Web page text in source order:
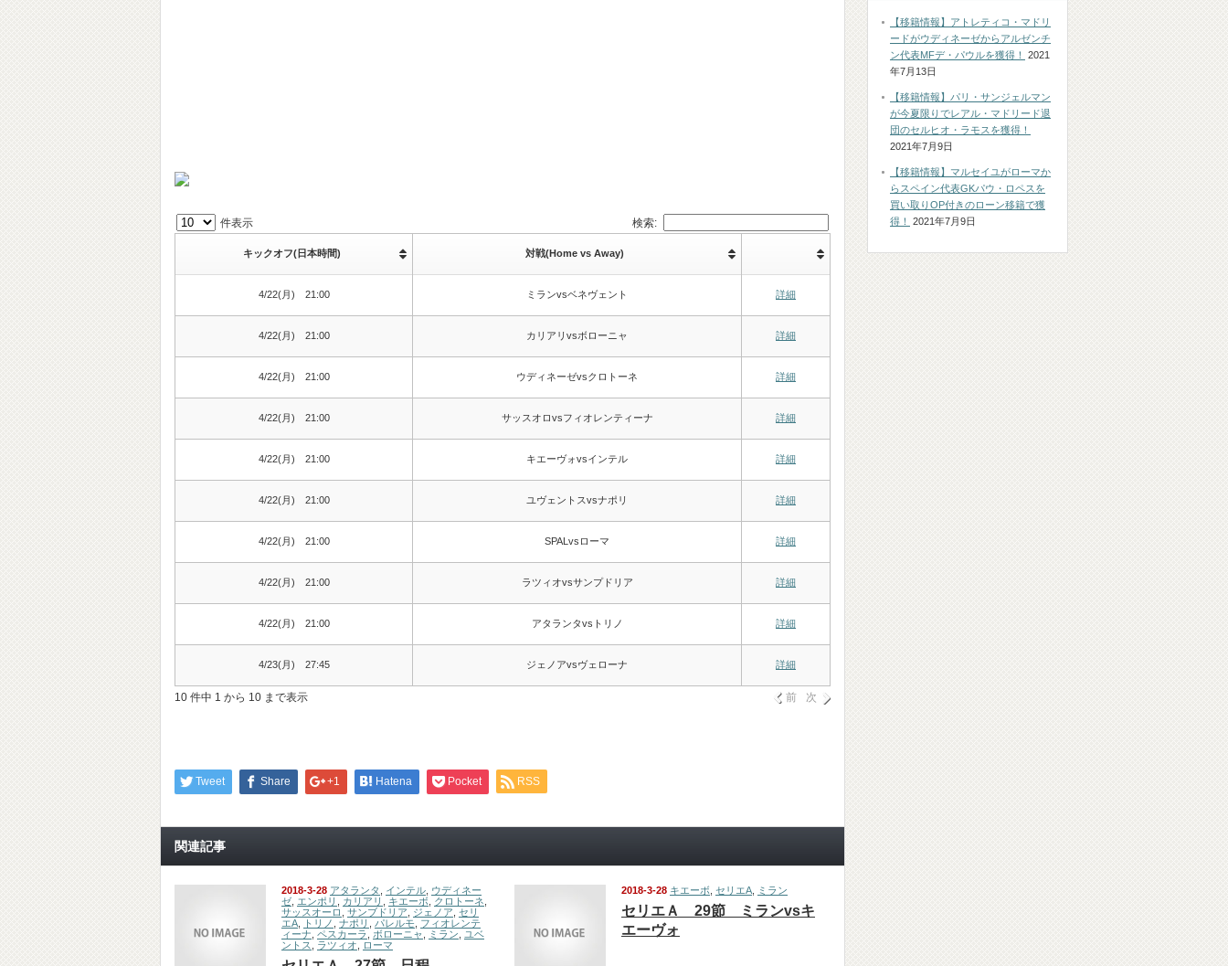
件表示 検索:
キックオフ(日本時間) 対戦(Home vs Away)
4/22(月) 21:00 ミランvsベネヴェント 詳細
4/22(月) 21:00 カリアリvsボローニャ 詳細
4/22(月) 21:00 ウディネーゼvsクロトーネ 詳細
4/22(月) 21:00 サッスオロvsフィオレンティーナ 詳細
4/22(月) 21:00 キエーヴォvsインテル 詳細
4/22(月) 21:00 ユヴェントスvsナポリ 詳細
4/22(月) 21:00 SPALvsローマ 詳細
4/22(月) 21:00 ラツィオvsサンプドリア 詳細
4/22(月) 21:00 アタランタvsトリノ 詳細
4/23(月) 27:45 ジェノアvsヴェローナ 詳細
10 件中 1 から 10 まで表示 前 次
Tweet Share +1 Hatena Pocket RSS
関連記事
2018-3-28 アタランタ インテル ウディネー
ゼ エンポリ カリアリ キエーボ クロトーネ
サッスオーロ
サンブドリア ジェノア セリ
エA
トリノ ナポリ パレルモ
フィオレンテ
ィーナ ペスカーラ ボローニャ ミラン
ユベ
ントス
ラツィオ ローマ
2018-3-28 キエーボ セリエA ミラン
セリエＡ 29節 ミランvsキ
エーヴォ
【移籍情報】アトレティコ・マドリ
ードがウディネーゼからアルゼンチ
ン代表MFデ・パウルを獲得！
2021
年7月13日
【移籍情報】パリ・サンジェルマン
が今夏限りでレアル・マドリード退
団のセルヒオ・ラモスを獲得！
2021年7月9日
【移籍情報】マルセイユがローマか
らスペイン代表GKパウ・ロペスを
買い取りOP付きのローン移籍で獲
得！
2021年7月9日